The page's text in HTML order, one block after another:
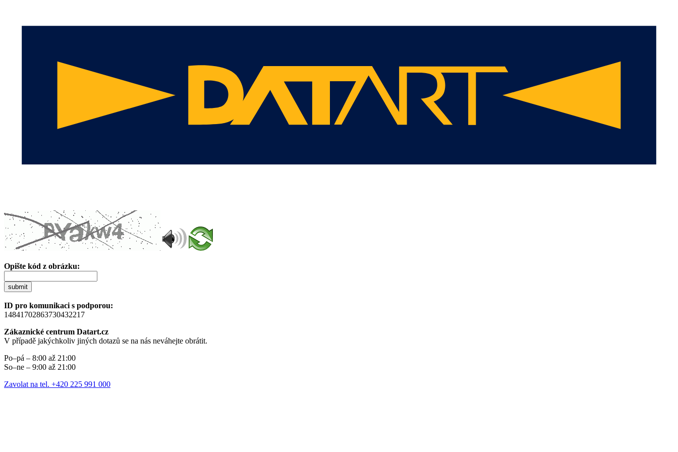
Opište kód z obrázku:
submit
ID pro komunikaci s podporou:
14841702863730432217
Zákaznické centrum Datart.cz
V případě jakýchkoliv jiných dotazů se na nás neváhejte obrátit.
Po–pá – 8:00 až 21:00
So–ne – 9:00 až 21:00
Zavolat na tel. +420 225 991 000